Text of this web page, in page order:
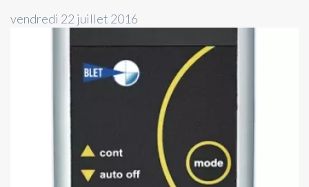
vendredi 22 juillet 2016